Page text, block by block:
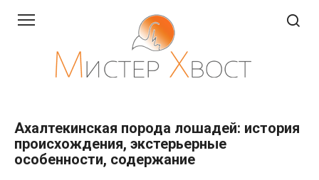
Ахалтекинская порода лошадей: история
происхождения, экстерьерные
особенности, содержание